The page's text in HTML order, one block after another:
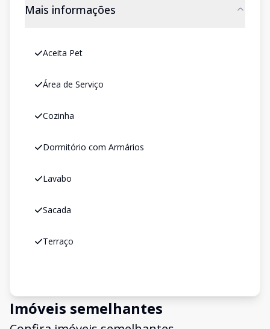
Mais informações
Aceita Pet
Área de Serviço
Cozinha
Dormitório com Armários
Lavabo
Sacada
Terraço
Imóveis semelhantes